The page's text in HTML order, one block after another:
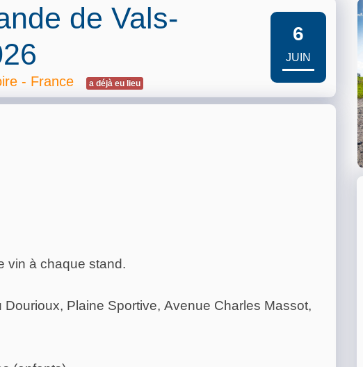
de Vals-
- France a déjà eu lieu
6
JUIN
vin à chaque stand.
Dourioux, Plaine Sportive, Avenue Charles Massot,